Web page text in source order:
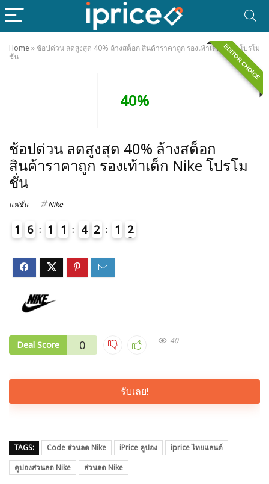
Home » ช้อปด่วน ลดสูงสุด 40% ล้างสต็อก สินค้าราคาถูก รองเท้าเด็ก Nike โปรโม
ชั่น
EDITOR CHOICE
40%
ช้อปด่วน ลดสูงสุด 40% ล้างสต็อก
สินค้าราคาถูก รองเท้าเด็ก Nike โปรโม
ชั่น
แฟชั่น Nike
1 6 1 1 4 2 1 2
Deal Score 0 40
รับเลย!
TAGS: Code ส่วนลด Nike iPrice คูปอง
iprice ไทยแลนด์
คูปองส่วนลด Nike
ส่วนลด Nike